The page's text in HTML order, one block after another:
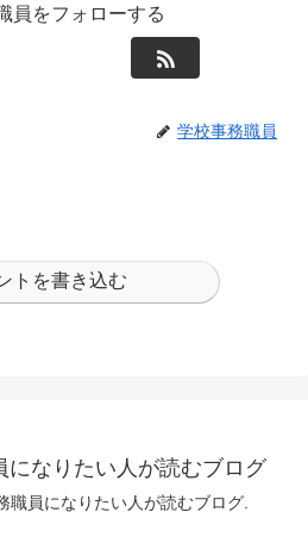
員をフォローする
学校事務職員
トを書き込む
になりたい人が読むブログ
員になりたい人が読むブログ.